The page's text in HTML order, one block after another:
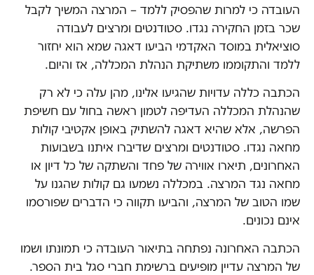
העובדה כי למרות שהפסיק ללמד – המרצה המשיך לקבל
שכר בזמן החקירה נגדו. סטודנטים ומרצים לעבודה
סוציאלית במוסד האקדמי הביעו דאגה שמא הוא יחזור
ללמד והתקוממו משתיקת הנהלת המכללה, אז והיום.
הכתבה כללה עדויות שהגיעו אלינו, מהן עלה כי לא רק
שהנהלת המכללה העדיפה לטמון ראשה בחול עם חשיפת
הפרשה, אלא שהיא דאגה להשתיק באופן אקטיבי קולות
מחאה נגדו. סטודנטים ומרצים שדיברו איתנו בשבועות
האחרונים, תיארו אווירה של פחד והשתקה של כל דיון או
מחאה נגד המרצה. במכללה נשמעו גם קולות שהגנו על
שמו הטוב של המרצה, והביעו תקווה כי הדברים שפורסמו
אינם נכונים.
הכתבה האחרונה נפתחה בתיאור העובדה כי תמונתו ושמו
של המרצה עדיין מופיעים ברשימת חברי סגל בית הספר.